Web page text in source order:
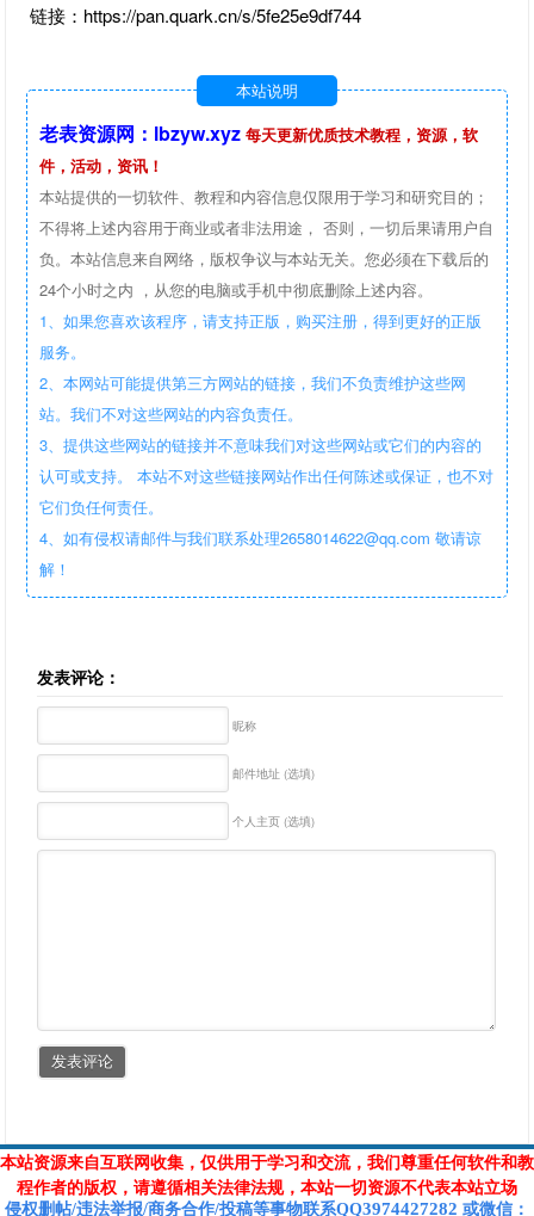
链接：https://pan.quark.cn/s/5fe25e9df744
本站说明
老表资源网：lbzyw.xyz 每天更新优质技术教程，资源，软
件，活动，资讯！
本站提供的一切软件、教程和内容信息仅限用于学习和研究目的；
不得将上述内容用于商业或者非法用途， 否则，一切后果请用户自
负。本站信息来自网络，版权争议与本站无关。您必须在下载后的
24个小时之内 ，从您的电脑或手机中彻底删除上述内容。
1、如果您喜欢该程序，请支持正版，购买注册，得到更好的正版
服务。
2、本网站可能提供第三方网站的链接，我们不负责维护这些网
站。我们不对这些网站的内容负责任。
3、提供这些网站的链接并不意味我们对这些网站或它们的内容的
认可或支持。 本站不对这些链接网站作出任何陈述或保证，也不对
它们负任何责任。
4、如有侵权请邮件与我们联系处理2658014622@qq.com 敬请谅
解！
发表评论：
昵称
邮件地址 (选填)
个人主页 (选填)
本站资源来自互联网收集，仅供用于学习和交流，我们尊重任何软件和教
程作者的版权，请遵循相关法律法规，本站一切资源不代表本站立场
侵权删帖/违法举报/商务合作/投稿等事物联系QQ3974427282 或微信 ：